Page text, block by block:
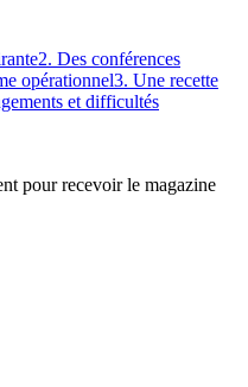
2. Des conférences
opérationnel3. Une recette
et difficultés
pour recevoir le magazine